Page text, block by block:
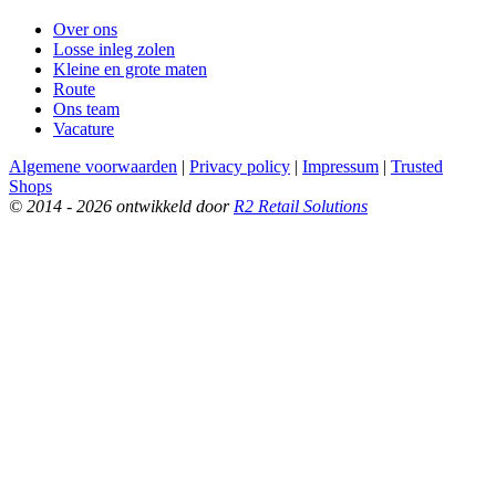
Over ons
Losse inleg zolen
Kleine en grote maten
Route
Ons team
Vacature
Algemene voorwaarden | Privacy policy | Impressum | Trusted
Shops
© 2014 - 2026 ontwikkeld door R2 Retail Solutions